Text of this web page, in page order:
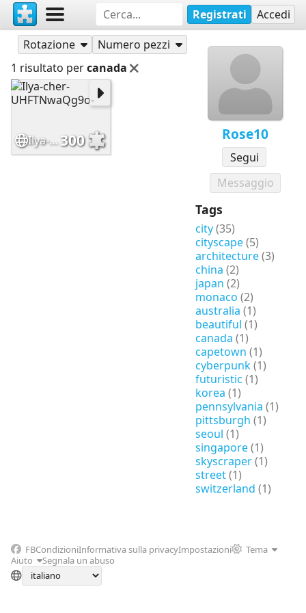
Registrati Accedi
Rose10
Segui
Messaggio
Tags
city(35)
cityscape(5)
architecture(3)
china (2)
japan (2)
monaco (2)
australia (1)
beautiful (1)
canada (1)
capetown (1)
cyberpunk(1)
futuristic (1)
korea (1)
pennsylvania (1)
pittsburgh (1)
seoul (1)
singapore(1)
skyscraper(1)
street(1)
switzerland (1)
Rose10
Puzzle
Rotazione
Numero pezzi
1 risultato percanada
Ilya-cher-UHFTNwaQg9o-300
FBCondizioniInformativa sulla privacyImpostazioni
Tema
Aiuto
Segnala un abuso